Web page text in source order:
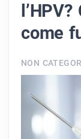
come
NON